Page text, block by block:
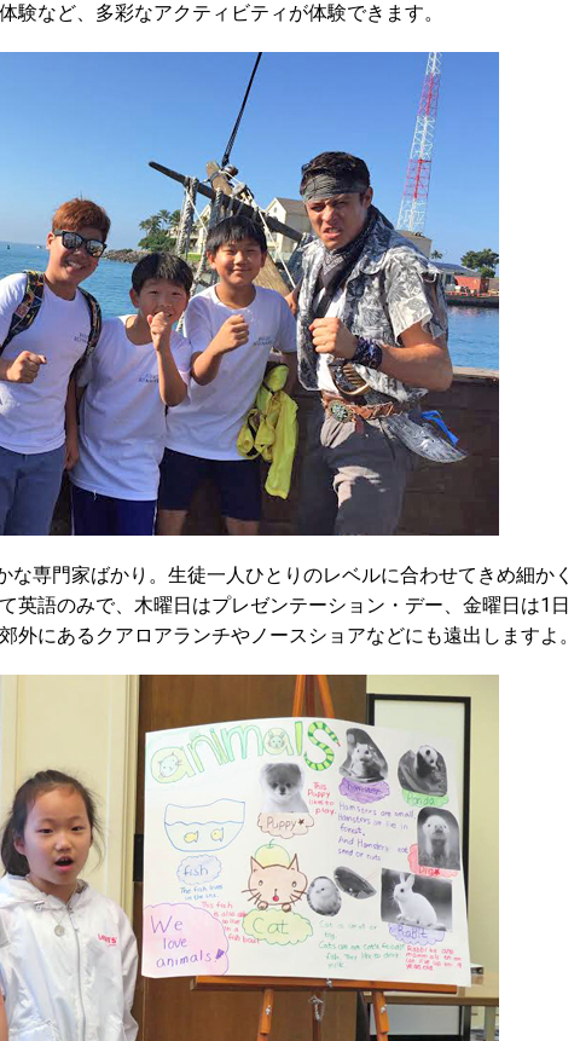
験など、多彩なアクティビティが体験できます。
専門家ばかり。生徒一人ひとりのレベルに合わせてきめ細かく
英語のみで、木曜日はプレゼンテーション・デー、金曜日は1日
外にあるクアロアランチやノースショアなどにも遠出しますよ。